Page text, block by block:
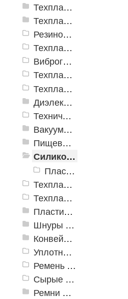
Техпластины ТМКЩ резиновые рулонные ГОСТ 7338-90
Техпластины МБС резиновые рулонные ГОСТ 7338-90
Резиновые пластины SBR (ТМКЩ)
Техпластина Неопрен CR
Виброгасящие (вибродемпфирующие) эластомерные пластины
Техпластина EPDM
Техпластина для дорожной техники
Диэлектрические материалы
Техническая резина ТМКЩ с тканевой прокладкой
Вакуумная пластина ТУ 38.105.116-81
Пищевая резиновая пластина
Силиконовая пластина
Пластина силиконовая неформовая
Техпластина электроизоляционная
Техпластина УМ (трансформаторная)
Пластины пористые и губчатые
Шнуры резиновые
Конвейерная лента
Уплотнитель
Ремень плоский
Сырые смеси
Ремни приводные